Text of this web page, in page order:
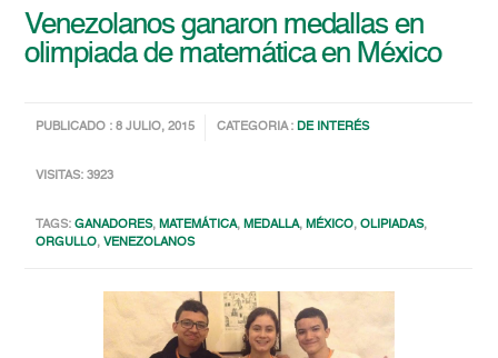
Venezolanos ganaron medallas en
olimpiada de matemática en México
PUBLICADO : 8 JULIO, 2015 CATEGORIA :DE INTERÉS
VISITAS: 3923
TAGS:GANADORES,MATEMÁTICA,MEDALLA,MÉXICO,OLIPIADAS,
ORGULLO,VENEZOLANOS